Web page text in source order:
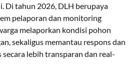
Di tahun 2026, DLH berupaya
pelaporan dan monitoring
melaporkan kondisi pohon
sekaligus memantau respons dan
secara lebih transparan dan real-